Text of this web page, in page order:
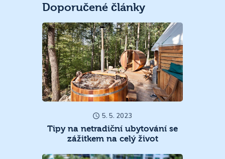
Doporučené články
5. 5. 2023
Tipy na netradiční ubytování se
zážitkem na celý život